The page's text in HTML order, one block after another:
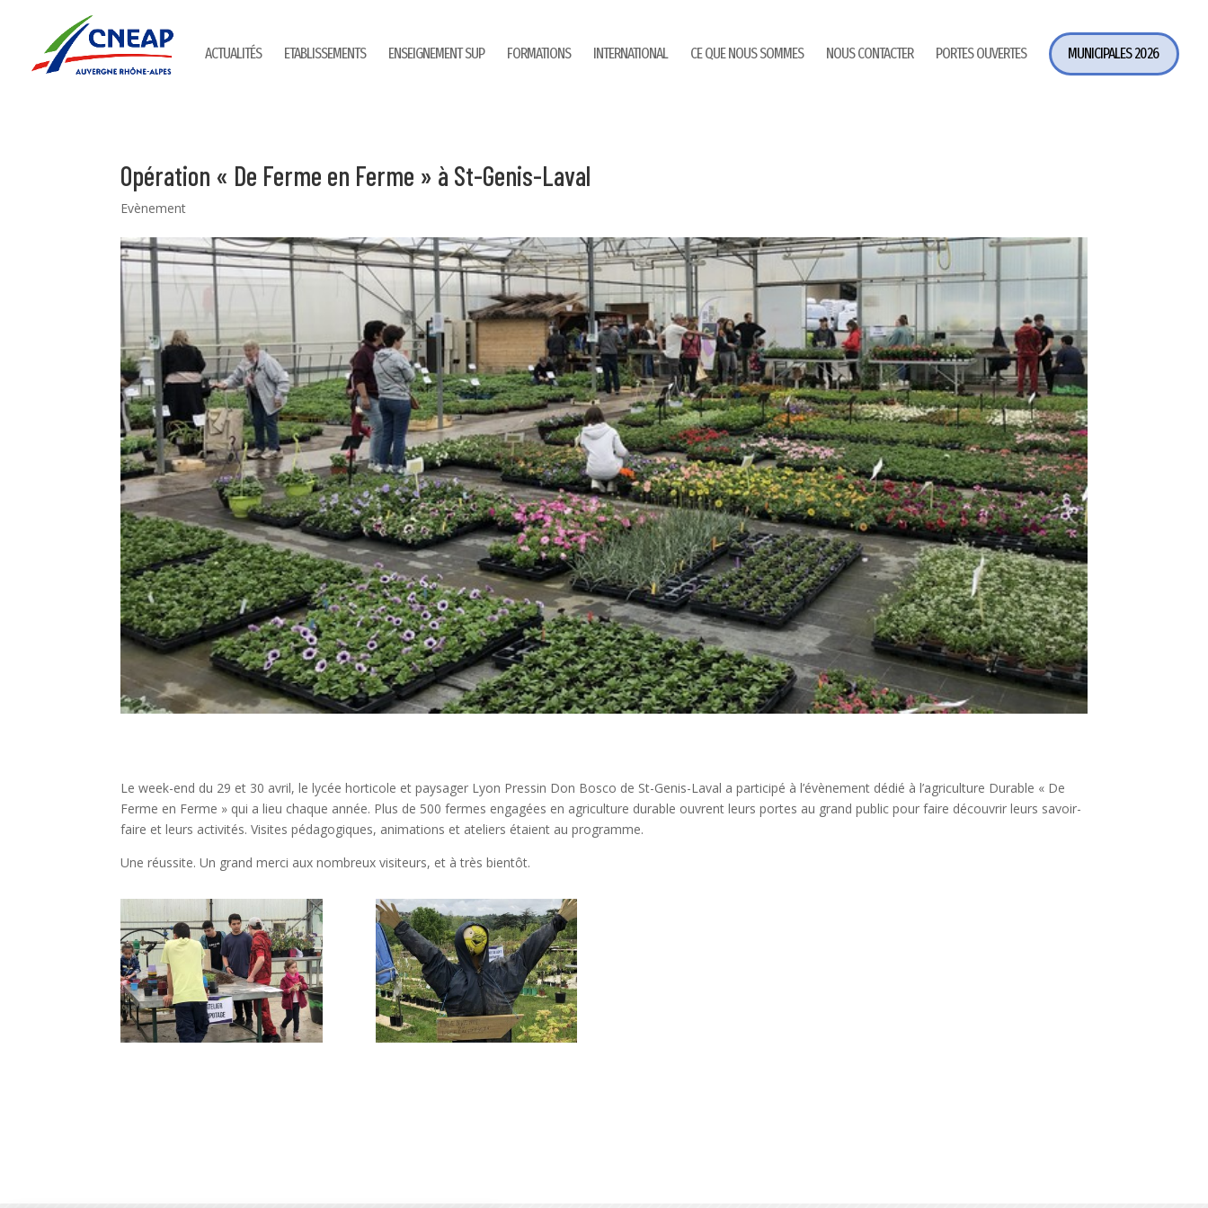
ACTUALITÉS ETABLISSEMENTS ENSEIGNEMENT SUP FORMATIONS INTERNATIONAL CE QUE NOUS SOMMES NOUS CONTACTER PORTES OUVERTES MUNICIPALES 2026
Opération « De Ferme en Ferme » à St-Genis-Laval
Evènement
Le week-end du 29 et 30 avril, le lycée horticole et paysager Lyon Pressin Don Bosco de St-Genis-Laval a participé à l’évènement dédié à l’agriculture Durable « De
Ferme en Ferme » qui a lieu chaque année. Plus de 500 fermes engagées en agriculture durable ouvrent leurs portes au grand public pour faire découvrir leurs savoir-
faire et leurs activités. Visites pédagogiques, animations et ateliers étaient au programme.
Une réussite. Un grand merci aux nombreux visiteurs, et à très bientôt.